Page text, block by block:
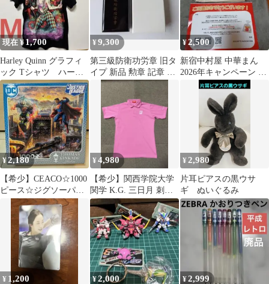
現在 ¥1,700
Harley Quinn グラフィ
ック Tシャツ ハーレ
イクイーン
¥9,300
第三級防衛功労章 旧タ
イプ 新品 勲章 記章 ミ
リタリー コレクション
¥2,500
新宿中村屋 中華まん
2026年キャンペーン オ
リジナル保冷剤バッグ
当選５００名
¥2,180
【希少】CEACO☆1000
ピース☆ジグソーパズ
ル☆Superman☆USA製
¥4,980
【希少】関西学院大学
関学 K.G. 三日月 刺繍
ポロシャツ ブリヂスト
ン M
¥2,980
片耳ピアスの黒ウサ
ギ ぬいぐるみ
¥ 1,200 ¥2,000 ¥2,999